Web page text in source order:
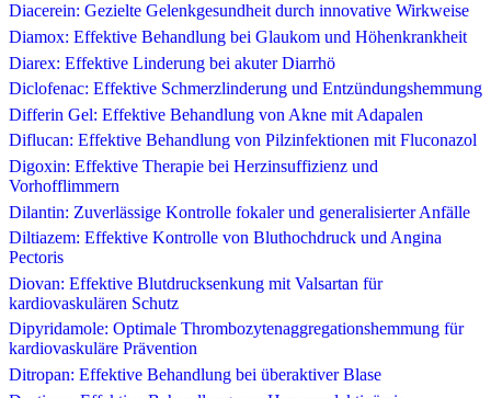
Diacerein: Gezielte Gelenkgesundheit durch innovative Wirkweise
Diamox: Effektive Behandlung bei Glaukom und Höhenkrankheit
Diarex: Effektive Linderung bei akuter Diarrhö
Diclofenac: Effektive Schmerzlinderung und Entzündungshemmung
Differin Gel: Effektive Behandlung von Akne mit Adapalen
Diflucan: Effektive Behandlung von Pilzinfektionen mit Fluconazol
Digoxin: Effektive Therapie bei Herzinsuffizienz und
Vorhofflimmern
Dilantin: Zuverlässige Kontrolle fokaler und generalisierter Anfälle
Diltiazem: Effektive Kontrolle von Bluthochdruck und Angina
Pectoris
Diovan: Effektive Blutdrucksenkung mit Valsartan für
kardiovaskulären Schutz
Dipyridamole: Optimale Thrombozytenaggregationshemmung für
kardiovaskuläre Prävention
Ditropan: Effektive Behandlung bei überaktiver Blase